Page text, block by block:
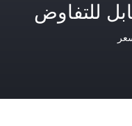
للتفاوض